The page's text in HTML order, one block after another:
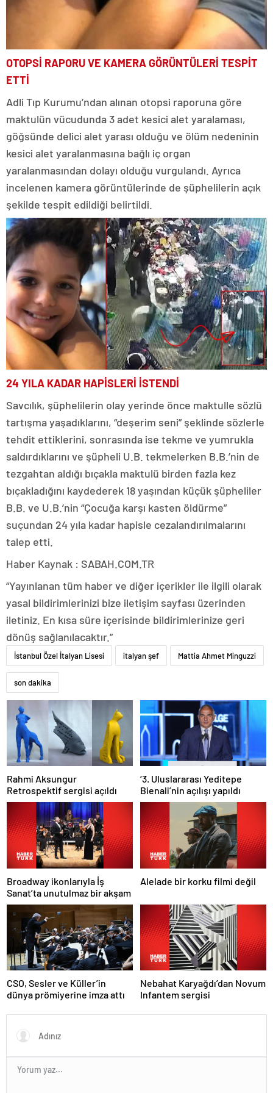
OTOPSİ RAPORU VE KAMERA GÖRÜNTÜLERİ TESPİT
ETTİ
Adli Tıp Kurumu’ndan alınan otopsi raporuna göre
maktulün vücudunda 3 adet kesici alet yaralaması,
göğsünde delici alet yarası olduğu ve ölüm nedeninin
kesici alet yaralanmasına bağlı iç organ
yaralanmasından dolayı olduğu vurgulandı. Ayrıca
incelenen kamera görüntülerinde de şüphelilerin açık
şekilde tespit edildiği belirtildi.
24 YILA KADAR HAPİSLERİ İSTENDİ
Savcılık, şüphelilerin olay yerinde önce maktulle sözlü
tartışma yaşadıklarını, “deşerim seni” şeklinde sözlerle
tehdit ettiklerini, sonrasında ise tekme ve yumrukla
saldırdıklarını ve şüpheli U.B. tekmelerken B.B.’nin de
tezgahtan aldığı bıçakla maktulü birden fazla kez
bıçakladığını kaydederek 18 yaşından küçük şüpheliler
B.B. ve U.B.’nin “Çocuğa karşı kasten öldürme”
suçundan 24 yıla kadar hapisle cezalandırılmalarını
talep etti.
Haber Kaynak : SABAH.COM.TR
“Yayınlanan tüm haber ve diğer içerikler ile ilgili olarak
yasal bildirimlerinizi bize iletişim sayfası üzerinden
iletiniz. En kısa süre içerisinde bildirimlerinize geri
dönüş sağlanılacaktır.”
İstanbul Özel İtalyan Lisesi italyan şef Mattia Ahmet Minguzzi
son dakika
Rahmi Aksungur
Retrospektif sergisi açıldı
‘3. Uluslararası Yeditepe
Bienali’nin açılışı yapıldı
Broadway ikonlarıyla İş
Sanat’ta unutulmaz bir akşam
Alelade bir korku filmi değil
CSO, Sesler ve Küller’in
dünya prömiyerine imza attı
Nebahat Karyağdı’dan Novum
Infantem sergisi